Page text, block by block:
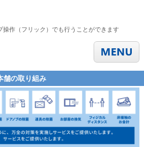
作（フリック）でも行うことができます
舗の取り組み